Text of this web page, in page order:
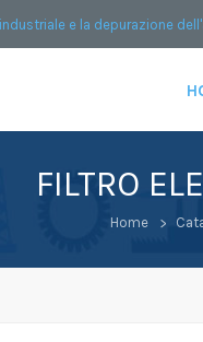
e la depurazione
FILTRO
Home